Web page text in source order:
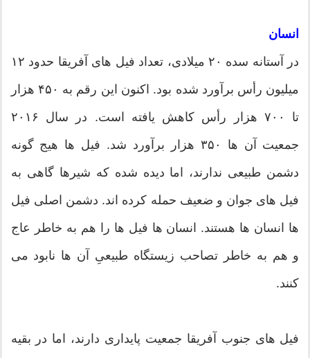
انسان
در آستانه سده ۲۰ میلادی، تعداد فیل های آفریقا حدود ۱۲
میلیون رأس برآورد شده بود. اکنون این رقم به ۴۵۰ هزار
تا ۷۰۰ هزار رأس کاهش یافته است. در سال ۲۰۱۶
جمعیت آن ها ۳۵۰ هزار برآورد شد. فیل ها هیج گونه
دشمن طبیعی ندارند، اما دیده شده که شیرها گاهی به
فیل های جوان و ضعیف حمله کرده اند. دشمن اصلی فیل
ها انسان ها هستند. انسان ها فیل ها را هم به خاطر عاج
و هم به خاطر تصاحب زیستگاه طبیعیِ آن ها نابود می
کنند.
فیل های جنوب آفریقا جمعیت پایداری دارند، اما در بقیه